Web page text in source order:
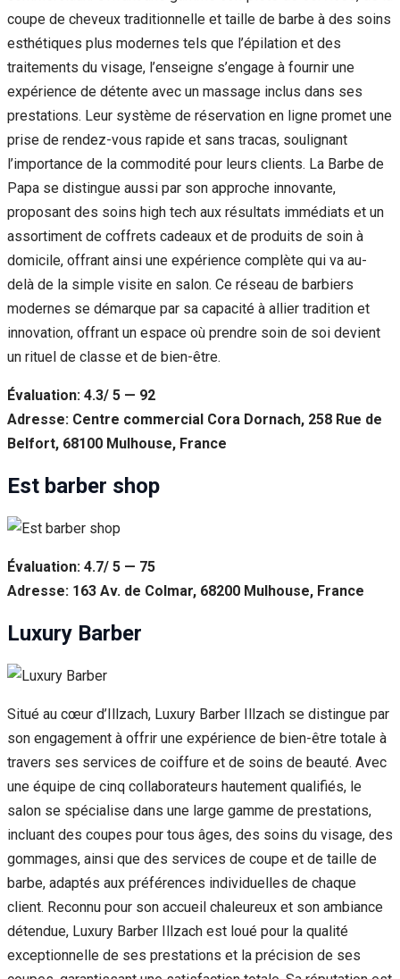
coupe de cheveux traditionnelle et taille de barbe à des soins
esthétiques plus modernes tels que l’épilation et des
traitements du visage, l’enseigne s’engage à fournir une
expérience de détente avec un massage inclus dans ses
prestations. Leur système de réservation en ligne promet une
prise de rendez-vous rapide et sans tracas, soulignant
l’importance de la commodité pour leurs clients. La Barbe de
Papa se distingue aussi par son approche innovante,
proposant des soins high tech aux résultats immédiats et un
assortiment de coffrets cadeaux et de produits de soin à
domicile, offrant ainsi une expérience complète qui va au-
delà de la simple visite en salon. Ce réseau de barbiers
modernes se démarque par sa capacité à allier tradition et
innovation, offrant un espace où prendre soin de soi devient
un rituel de classe et de bien-être.
Évaluation: 4.3/ 5 — 92
Adresse: Centre commercial Cora Dornach, 258 Rue de
Belfort, 68100 Mulhouse, France
Est barber shop
Évaluation: 4.7/ 5 — 75
Adresse: 163 Av. de Colmar, 68200 Mulhouse, France
Luxury Barber
Situé au cœur d’Illzach, Luxury Barber Illzach se distingue par
son engagement à offrir une expérience de bien-être totale à
travers ses services de coiffure et de soins de beauté. Avec
une équipe de cinq collaborateurs hautement qualifiés, le
salon se spécialise dans une large gamme de prestations,
incluant des coupes pour tous âges, des soins du visage, des
gommages, ainsi que des services de coupe et de taille de
barbe, adaptés aux préférences individuelles de chaque
client. Reconnu pour son accueil chaleureux et son ambiance
détendue, Luxury Barber Illzach est loué pour la qualité
exceptionnelle de ses prestations et la précision de ses